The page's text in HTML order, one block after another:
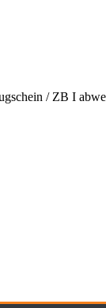
/ ZB I